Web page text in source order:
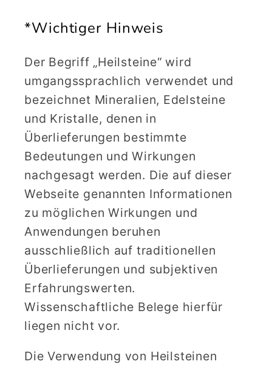
*Wichtiger Hinweis
Der Begriff „Heilsteine“ wird
umgangssprachlich verwendet und
bezeichnet Mineralien, Edelsteine
und Kristalle, denen in
Überlieferungen bestimmte
Bedeutungen und Wirkungen
nachgesagt werden. Die auf dieser
Webseite genannten Informationen
zu möglichen Wirkungen und
Anwendungen beruhen
ausschließlich auf traditionellen
Überlieferungen und subjektiven
Erfahrungswerten.
Wissenschaftliche Belege hierfür
liegen nicht vor.
Die Verwendung von Heilsteinen